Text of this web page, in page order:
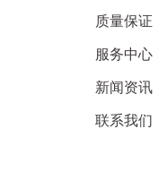
质量保证
服务中心
新闻资讯
联系我们